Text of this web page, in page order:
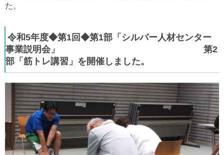
た。
令和5年度◆第1回◆第1部「シルバー人材センター
事業説明会」 第2
部「筋トレ講習」を開催しました。